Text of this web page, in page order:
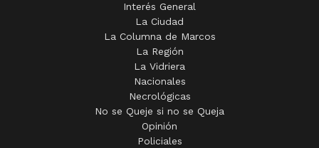
Interés General
La Ciudad
La Columna de Marcos
La Región
La Vidriera
Nacionales
Necrológicas
No se Queje si no se Queja
Opinión
Policiales